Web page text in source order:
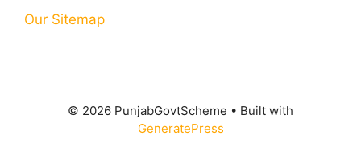
Our Sitemap
© 2026 PunjabGovtScheme • Built with
GeneratePress